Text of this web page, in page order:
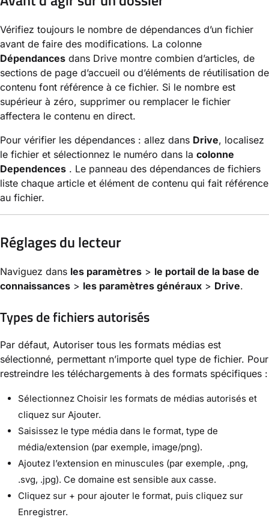
Vérifiez toujours le nombre de dépendances d’un fichier
avant de faire des modifications. La colonne
Dépendances dans Drive montre combien d’articles, de
sections de page d’accueil ou d’éléments de réutilisation de
contenu font référence à ce fichier. Si le nombre est
supérieur à zéro, supprimer ou remplacer le fichier
affectera le contenu en direct.
Pour vérifier les dépendances : allez dans Drive, localisez
le fichier et sélectionnez le numéro dans la colonne
Dependences . Le panneau des dépendances de fichiers
liste chaque article et élément de contenu qui fait référence
au fichier.
Réglages du lecteur
Naviguez dans les paramètres > le portail de la base de
connaissances > les paramètres généraux > Drive.
Types de fichiers autorisés
Par défaut, Autoriser tous les formats médias est
sélectionné, permettant n’importe quel type de fichier. Pour
restreindre les téléchargements à des formats spécifiques :
Sélectionnez Choisir les formats de médias autorisés et
cliquez sur Ajouter.
Saisissez le type média dans le format, type de
média/extension (par exemple, image/png).
Ajoutez l’extension en minuscules (par exemple, .png,
.svg, .jpg). Ce domaine est sensible aux casse.
Cliquez sur + pour ajouter le format, puis cliquez sur
Enregistrer.